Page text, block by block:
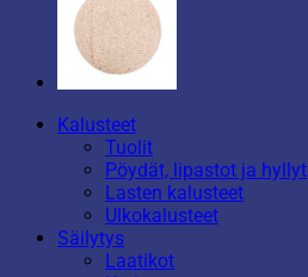
Kalusteet
Tuolit
Pöydät, lipastot ja hyllyt
Lasten kalusteet
Ulkokalusteet
Säilytys
Laatikot